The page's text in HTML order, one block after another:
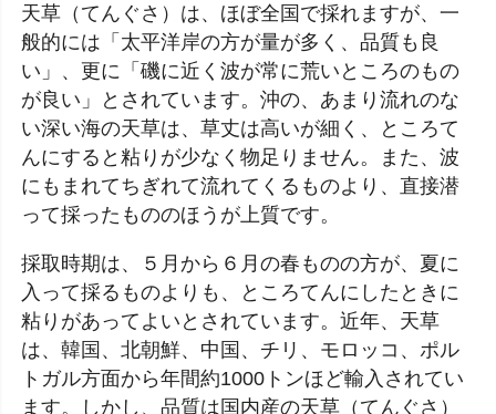
天草（てんぐさ）は、ほぼ全国で採れますが、一
般的には「太平洋岸の方が量が多く、品質も良
い」、更に「磯に近く波が常に荒いところのもの
が良い」とされています。沖の、あまり流れのな
い深い海の天草は、草丈は高いが細く、ところて
んにすると粘りが少なく物足りません。また、波
にもまれてちぎれて流れてくるものより、直接潜
って採ったもののほうが上質です。
採取時期は、５月から６月の春ものの方が、夏に
入って採るものよりも、ところてんにしたときに
粘りがあってよいとされています。近年、天草
は、韓国、北朝鮮、中国、チリ、モロッコ、ポル
トガル方面から年間約1000トンほど輸入されてい
ます。しかし、品質は国内産の天草（てんぐさ）